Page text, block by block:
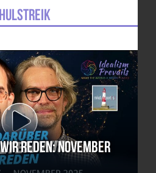
reden: November